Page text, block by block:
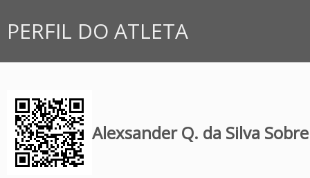
PERFIL DO ATLETA
Alexsander Q. da Silva